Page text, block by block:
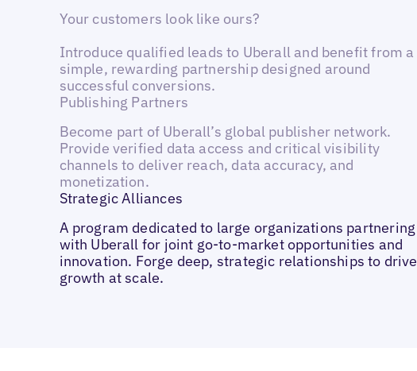
Your customers look like ours?
Introduce qualified leads to Uberall and benefit from a
simple, rewarding partnership designed around
successful conversions.
Publishing Partners
Become part of Uberall’s global publisher network.
Provide verified data access and critical visibility
channels to deliver reach, data accuracy, and
monetization.
Strategic Alliances
A program dedicated to large organizations partnering
with Uberall for joint go-to-market opportunities and
innovation. Forge deep, strategic relationships to drive
growth at scale.